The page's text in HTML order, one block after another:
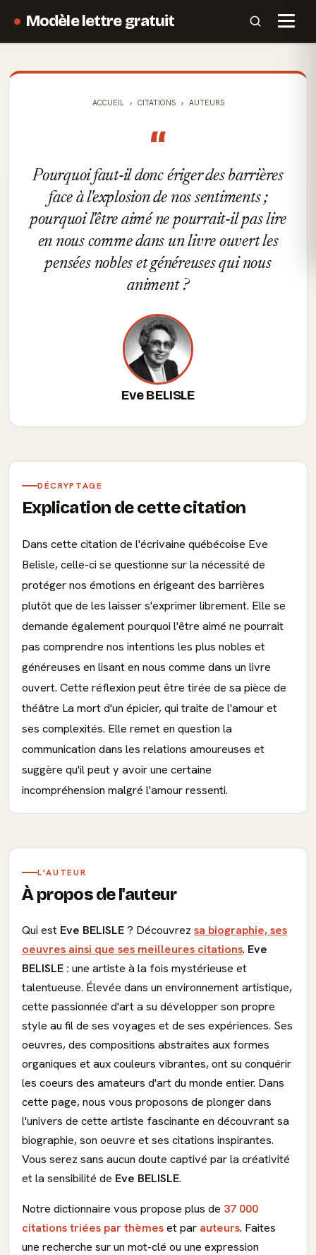
Modèle lettre gratuit
ACCUEIL CITATIONS AUTEURS
“
Pourquoi faut-il donc ériger des barrières
face à l'explosion de nos sentiments ;
pourquoi l'être aimé ne pourrait-il pas lire
en nous comme dans un livre ouvert les
pensées nobles et généreuses qui nous
animent ?
Eve BELISLE
DÉCRYPTAGE
Explication de cette citation
Dans cette citation de l'écrivaine québécoise Eve
Belisle, celle-ci se questionne sur la nécessité de
protéger nos émotions en érigeant des barrières
plutôt que de les laisser s'exprimer librement. Elle se
demande également pourquoi l'être aimé ne pourrait
pas comprendre nos intentions les plus nobles et
généreuses en lisant en nous comme dans un livre
ouvert. Cette réflexion peut être tirée de sa pièce de
théâtre La mort d'un épicier, qui traite de l'amour et
ses complexités. Elle remet en question la
communication dans les relations amoureuses et
suggère qu'il peut y avoir une certaine
incompréhension malgré l'amour ressenti.
L'AUTEUR
À propos de l'auteur
Qui est Eve BELISLE? Découvrez sa biographie, ses
oeuvres ainsi que ses meilleures citations. Eve
BELISLE : une artiste à la fois mystérieuse et
talentueuse. Élevée dans un environnement artistique,
cette passionnée d'art a su développer son propre
style au fil de ses voyages et de ses expériences. Ses
oeuvres, des compositions abstraites aux formes
organiques et aux couleurs vibrantes, ont su conquérir
les coeurs des amateurs d'art du monde entier. Dans
cette page, nous vous proposons de plonger dans
l'univers de cette artiste fascinante en découvrant sa
biographie, son oeuvre et ses citations inspirantes.
Vous serez sans aucun doute captivé par la créativité
et la sensibilité de Eve BELISLE.
Notre dictionnaire vous propose plus de 37 000
citations triées par thèmeset par auteurs. Faites
une recherche sur un mot-clé ou une expression